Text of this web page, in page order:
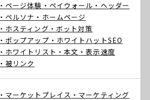
・ページ体験 ・ペイウォール ・ヘッダー
・ペルソナ ・ホームページ
・ホスティング ・ボット対策
・ポップアップ ・ホワイトハットSEO
・ホワイトリスト ・本文 ・表示速度
・被リンク
・マーケットプレイス ・マーケティング